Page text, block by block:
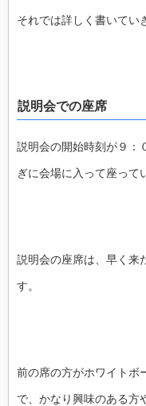
それでは詳しく書いてい
説明会での座席
説明会の開始時刻が９：
ぎに会場に入って座って
説明会の座席は、早く来
す。
前の席の方がホワイトボ
で、かなり興味のある方